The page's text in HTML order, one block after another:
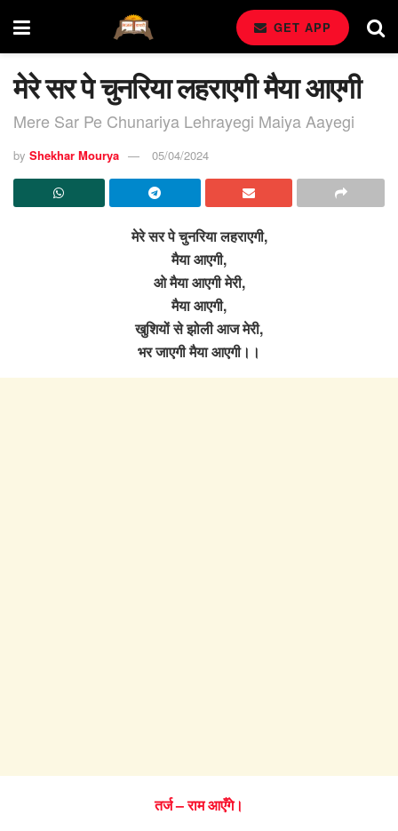
GET APP
मेरे सर पे चुनरिया लहराएगी मैया आएगी
Mere Sar Pe Chunariya Lehrayegi Maiya Aayegi
by Shekhar Mourya 05/04/2024
मेरे सर पे चुनरिया लहराएगी,
मैया आएगी,
ओ मैया आएगी मेरी,
मैया आएगी,
खुशियों से झोली आज मेरी,
भर जाएगी मैया आएगी।।
तर्ज – राम आएँगे।